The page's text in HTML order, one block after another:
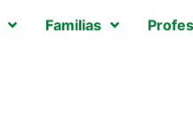
Familias